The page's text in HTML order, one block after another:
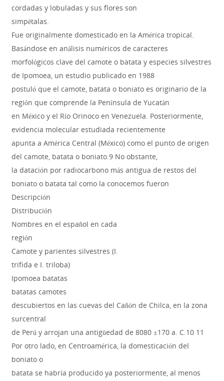
cordadas y lobuladas y sus flores son
simpétalas.
Fue originalmente domesticado en la América tropical.
Basándose en análisis numéricos de caracteres
morfológicos clave del camote o batata y especies silvestres
de Ipomoea, un estudio publicado en 1988
postuló que el camote, batata o boniato es originario de la
región que comprende la Península de Yucatán
en México y el Río Orinoco en Venezuela. Posteriormente,
evidencia molecular estudiada recientemente
apunta a América Central (México) como el punto de origen
del camote, batata o boniato.9 No obstante,
la datación por radiocarbono más antigua de restos del
boniato o batata tal como la conocemos fueron
Descripción
Distribución
Nombres en el español en cada
región
Camote y parientes silvestres (I.
trifida e I. triloba)
Ipomoea batatas
batatas camotes
descubiertos en las cuevas del Cañón de Chilca, en la zona
surcentral
de Perú y arrojan una antigüedad de 8080 ±170 a. C.10 11
Por otro lado, en Centroamérica, la domesticación del
boniato o
batata se habría producido ya posteriormente, al menos